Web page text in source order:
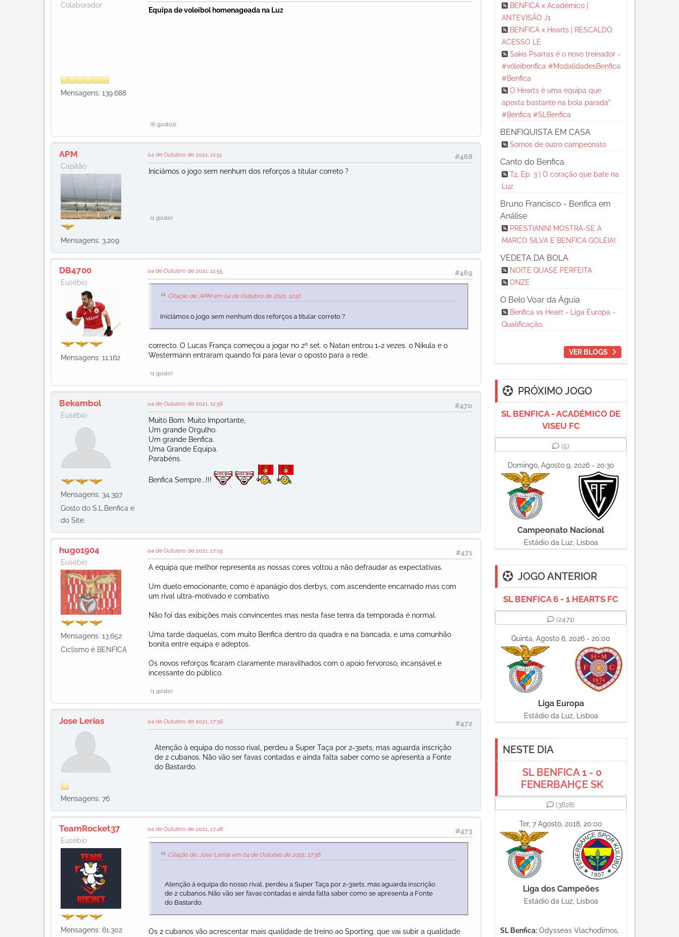
Colaborador
Mensagens: 139.688
Equipa de voleibol homenageada na Luz
(6 gostos)
APM
Capitão
Mensagens: 3.209
#468
04 de Outubro de 2021, 12:51
Iniciámos o jogo sem nenhum dos reforços a titular correto ?
(1 gosto)
DB4700
Eusébio
Mensagens: 11.162
#469
04 de Outubro de 2021, 12:55
Citação de: APM em 04 de Outubro de 2021, 12:51
Iniciámos o jogo sem nenhum dos reforços a titular correto ?
correcto. O Lucas França começou a jogar no 2º set. o Natan entrou 1-2 vezes. o Nikula e o
Westermann entraram quando foi para levar o oposto para a rede.
(1 gosto)
Bekambol
Eusébio
Mensagens: 34.397
Gosto do S.L.Benfica e
do Site.
#470
04 de Outubro de 2021, 12:56
Muito Bom. Muito Importante,
Um grande Orgulho.
Um grande Benfica.
Uma Grande Equipa.
Parabéns.
Benfica Sempre...!!!
hugo1904
Eusébio
Mensagens: 13.652
Ciclismo é BENFICA
#471
04 de Outubro de 2021, 17:19
A equipa que melhor representa as nossas cores voltou a não defraudar as expectativas.
Um duelo emocionante, como é apanágio dos derbys, com ascendente encarnado mas com
um rival ultra-motivado e combativo.
Não foi das exibições mais convincentes mas nesta fase tenra da temporada é normal.
Uma tarde daquelas, com muito Benfica dentro da quadra e na bancada, e uma comunhão
bonita entre equipa e adeptos.
Os novos reforços ficaram claramente maravilhados com o apoio fervoroso, incansável e
incessante do público.
(1 gosto)
Jose Lerias
Mensagens: 76
#472
04 de Outubro de 2021, 17:36
Atenção à equipa do nosso rival, perdeu a Super Taça por 2-3sets, mas aguarda inscrição
de 2 cubanos. Não vão ser favas contadas e ainda falta saber como se apresenta a Fonte
do Bastardo.
TeamRocket37
Eusébio
Mensagens: 61.302
#473
04 de Outubro de 2021, 17:48
Citação de: Jose Lerias em 04 de Outubro de 2021, 17:36
Atenção à equipa do nosso rival, perdeu a Super Taça por 2-3sets, mas aguarda inscrição
de 2 cubanos. Não vão ser favas contadas e ainda falta saber como se apresenta a Fonte
do Bastardo.
Os 2 cubanos vão acrescentar mais qualidade de treino ao Sporting, que vai subir a qualidade
BENFICA x Académico |
ANTEVISÃO J1
BENFICA x Hearts | RESCALDO
ACESSO LE
Sakis Psarras é o novo treinador -
#vóleibenfica #ModalidadesBenfica
#Benfica
O Hearts é uma equipa que
aposta bastante na bola parada"
#Benfica #SLBenfica
BENFIQUISTA EM CASA
Somos de outro campeonato
Canto do Benfica
T2, Ep. 3 | O coração que bate na
Luz
Bruno Francisco - Benfica em
Análise
PRESTIANNI MOSTRA-SE A
MARCO SILVA E BENFICA GOLEIA!
VEDETA DA BOLA
NOITE QUASE PERFEITA
ONZE
O Belo Voar da Águia
Benfica vs Heart - Liga Europa -
Qualificação.
VER BLOGS
PRÓXIMO JOGO
SL BENFICA - ACADÉMICO DE
VISEU FC
(5)
Domingo, Agosto 9, 2026 - 20:30
Campeonato Nacional
Estádio da Luz, Lisboa
JOGO ANTERIOR
SL BENFICA 6 - 1 HEARTS FC
(2471)
Quinta, Agosto 6, 2026 - 20:00
Liga Europa
Estádio da Luz, Lisboa
NESTE DIA
SL BENFICA 1 - 0
FENERBAHÇE SK
(3828)
Ter, 7 Agosto, 2018, 20:00
Liga dos Campeões
Estádio da Luz, Lisboa
SL Benfica: Odysseas Vlachodimos,